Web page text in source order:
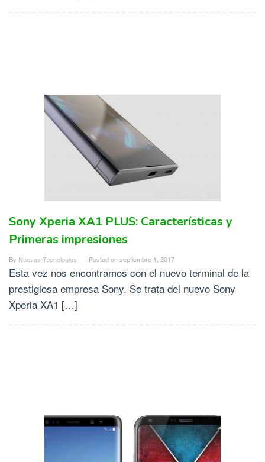
Sony Xperia XA1 PLUS: Características y
Primeras impresiones
By Nuevas Tecnologias Posted onseptiembre 1, 2017
Esta vez nos encontramos con el nuevo terminal de la
prestigiosa empresa Sony. Se trata del nuevo Sony
Xperia XA1 […]